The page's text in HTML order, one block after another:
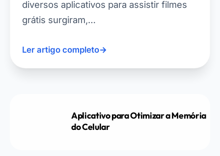
diversos aplicativos para assistir filmes
grátis surgiram,…
Ler artigo completo→
Aplicativo para Otimizar a Memória
do Celular